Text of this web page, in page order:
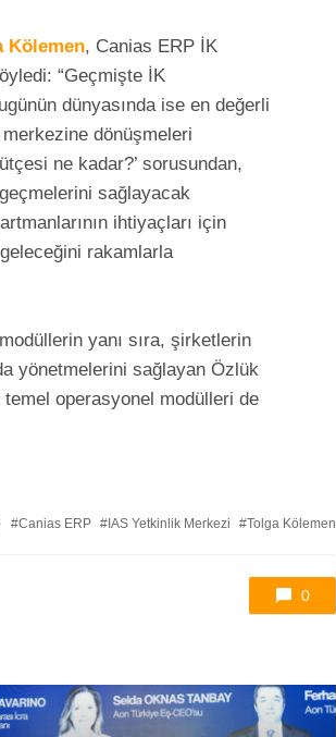
Kölemen, Canias ERP İK
“Geçmişte İK
dünyasında ise en değerli
merkezine dönüşmeleri
ne kadar?’ sorusundan,
geçmelerini sağlayacak
ihtiyaçları için
rakamlarla
yanı sıra, şirketlerin
yönetmelerini sağlayan Özlük
operasyonel modülleri de
ileCanias ERP IAS Yetkinlik Merkezi Tolga Kölemen
0